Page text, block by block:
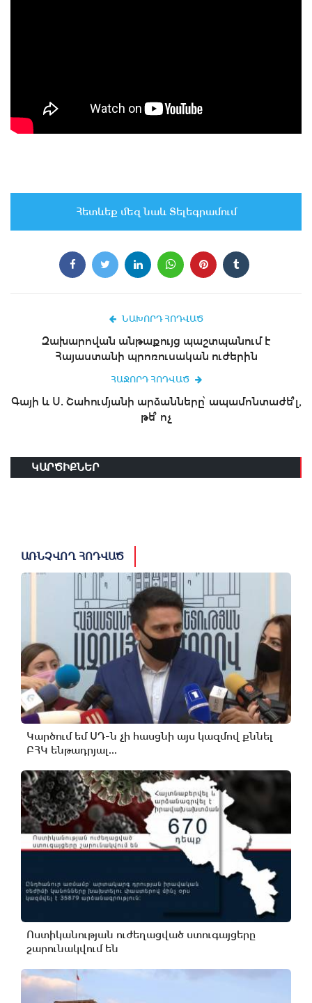
Հետևեք մեզ նաև Տելեգրամում
ՆԱԽՈՐԴ ՀՈԴՎԱԾ
Զախարովան անթաքույց պաշտպանում է
Հայաստանի պրոռուսական ուժերին
ՀԱՋՈՐԴ ՀՈԴՎԱԾ
Գայի և Ս. Շահումյանի արձանները՝ ապամոնտաժե՞լ,
թե՞ ոչ
ԿԱՐԾԻՔՆԵՐ
ԱՌՆՉՎՈՂ ՀՈԴՎԱԾ
Կարծում եմ ՍԴ-ն չի հասցնի այս կազմով քննել
ԲՀԿ ենթադրյալ...
Ոստիկանության ուժեղացված ստուգայցերը
շարունակվում են